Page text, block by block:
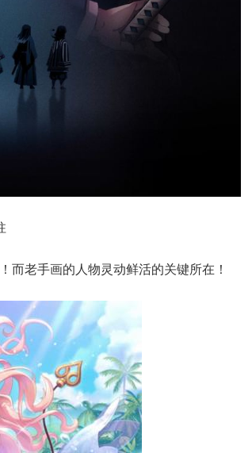
老手画的人物灵动鲜活的关键所在！